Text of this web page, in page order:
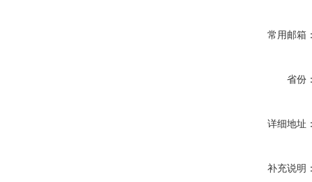
常用邮箱
省份
详细地址
补充说明